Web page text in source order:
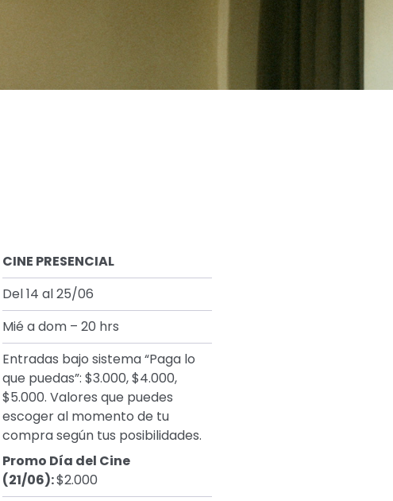
CINE PRESENCIAL
Del 14 al 25/06
Mié a dom – 20 hrs
Entradas bajo sistema “Paga lo
que puedas”: $3.000, $4.000,
$5.000. Valores que puedes
escoger al momento de tu
compra según tus posibilidades.
Promo Día del Cine
(21/06):$2.000